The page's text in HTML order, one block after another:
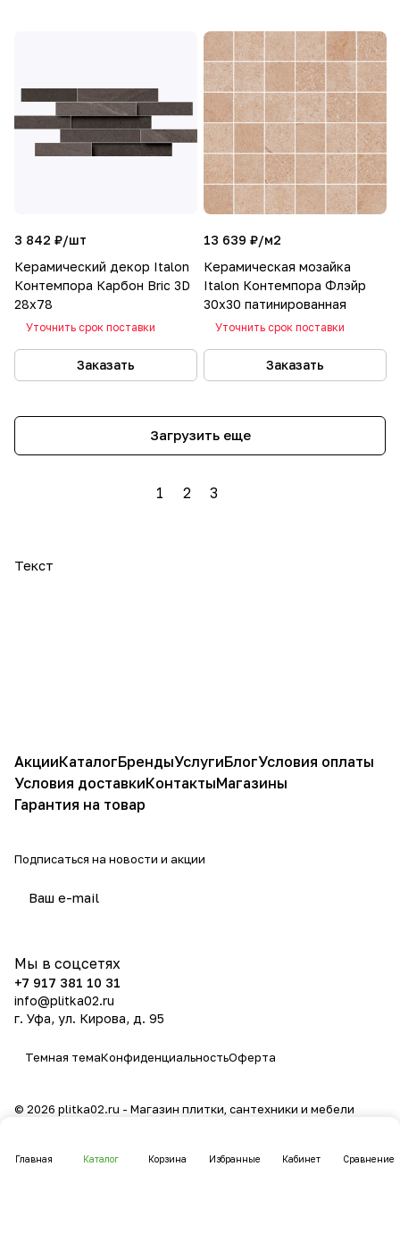
3 842 ₽/шт
Керамический декор Italon
Контемпора Карбон Bric 3D
28x78
Уточнить срок поставки
Заказать
13 639 ₽/м2
Керамическая мозайка
Italon Контемпора Флэйр
30x30 патинированная
Уточнить срок поставки
Заказать
Загрузить еще
1 2 3
Текст
Главная Каталог Корзина Избранные Кабинет Сравнение
АкцииКаталогБрендыУслугиБлогУсловия оплаты
Условия доставкиКонтактыМагазины
Гарантия на товар
Подписаться на новости и акции
Мы в соцсетях
+7 917 381 10 31
info@plitka02.ru
г. Уфа, ул. Кирова, д. 95
Темная темаКонфиденциальностьОферта
© 2026 plitka02.ru - Магазин плитки, сантехники и мебели